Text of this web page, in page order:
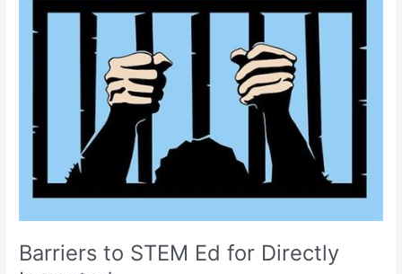
Barriers to STEM Ed for Directly
STEM